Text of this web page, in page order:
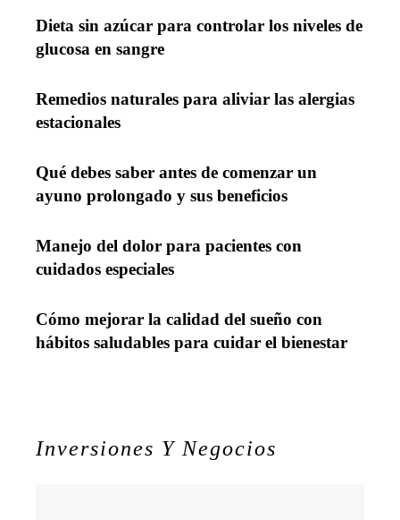
Dieta sin azúcar para controlar los niveles de
glucosa en sangre
Remedios naturales para aliviar las alergias
estacionales
Qué debes saber antes de comenzar un
ayuno prolongado y sus beneficios
Manejo del dolor para pacientes con
cuidados especiales
Cómo mejorar la calidad del sueño con
hábitos saludables para cuidar el bienestar
Inversiones Y Negocios